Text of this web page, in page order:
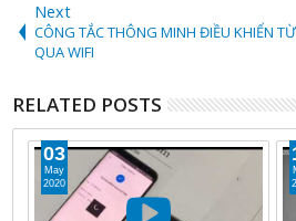
Next
CÔNG TẮC THÔNG MINH ĐIỀU KHIỂN
QUA WIFI
RELATED POSTS
03
May
2020